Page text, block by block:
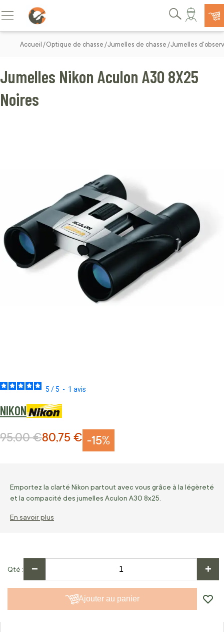
Allez au contenu
Basculer la navigation
Rechercher
Accueil Optique de chasse Jumelles de chasse Jumelles
5 /5 - 1 avis
NIKON
Jumelles Nikon Aculon A30 8X25
Noires
-15%
Prix Spécial
80,75 €
Prix normal
95,00 €
Emportez la clarté Nikon partout avec vous grâce à la légèreté
et la compacité des jumelles Aculon A30 8x25.
En savoir plus
Qté − +
Ajouter au panier